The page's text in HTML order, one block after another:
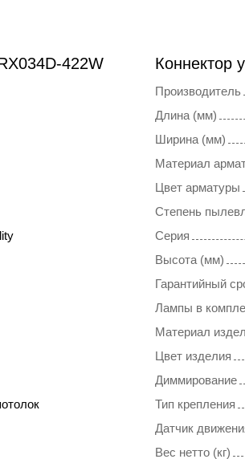
422W Коннектор
Производитель
Длина (мм)
Ширина (мм)
Материал
Цвет арматуры
Степень
Серия
Высота (мм)
Гарантийный
Лампы в
Материал
Цвет изделия
Диммирование
Тип крепления
Датчик
Вес нетто (кг)